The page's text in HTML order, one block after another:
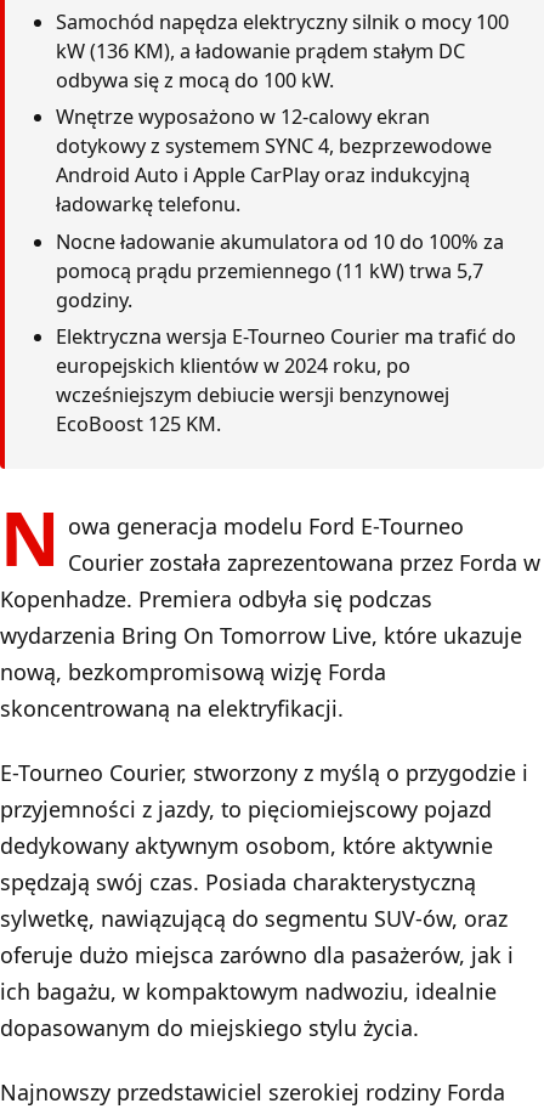
Samochód napędza elektryczny silnik o mocy 100
kW (136 KM), a ładowanie prądem stałym DC
odbywa się z mocą do 100 kW.
Wnętrze wyposażono w 12-calowy ekran
dotykowy z systemem SYNC 4, bezprzewodowe
Android Auto i Apple CarPlay oraz indukcyjną
ładowarkę telefonu.
Nocne ładowanie akumulatora od 10 do 100% za
pomocą prądu przemiennego (11 kW) trwa 5,7
godziny.
Elektryczna wersja E-Tourneo Courier ma trafić do
europejskich klientów w 2024 roku, po
wcześniejszym debiucie wersji benzynowej
EcoBoost 125 KM.
N owa generacja modelu Ford E-Tourneo
Courier została zaprezentowana przez Forda w
Kopenhadze. Premiera odbyła się podczas
wydarzenia Bring On Tomorrow Live, które ukazuje
nową, bezkompromisową wizję Forda
skoncentrowaną na elektryfikacji.
E-Tourneo Courier, stworzony z myślą o przygodzie i
przyjemności z jazdy, to pięciomiejscowy pojazd
dedykowany aktywnym osobom, które aktywnie
spędzają swój czas. Posiada charakterystyczną
sylwetkę, nawiązującą do segmentu SUV-ów, oraz
oferuje dużo miejsca zarówno dla pasażerów, jak i
ich bagażu, w kompaktowym nadwoziu, idealnie
dopasowanym do miejskiego stylu życia.
Najnowszy przedstawiciel szerokiej rodziny Forda